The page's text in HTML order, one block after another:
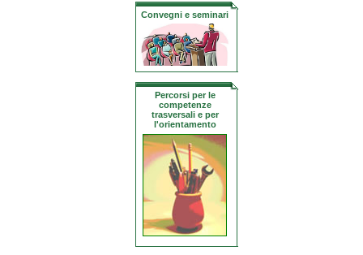
Convegni e seminari
Percorsi per le
competenze
trasversali e per
l'orientamento